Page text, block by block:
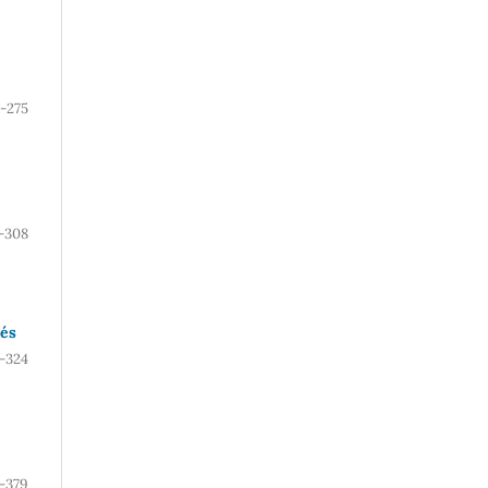
275
308
324
379